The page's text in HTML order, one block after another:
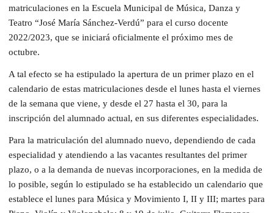
matriculaciones en la Escuela Municipal de Música, Danza y
Teatro “José María Sánchez-Verdú” para el curso docente
2022/2023, que se iniciará oficialmente el próximo mes de
octubre.
A tal efecto se ha estipulado la apertura de un primer plazo en el
calendario de estas matriculaciones desde el lunes hasta el viernes
de la semana que viene, y desde el 27 hasta el 30, para la
inscripción del alumnado actual, en sus diferentes especialidades.
Para la matriculación del alumnado nuevo, dependiendo de cada
especialidad y atendiendo a las vacantes resultantes del primer
plazo, o a la demanda de nuevas incorporaciones, en la medida de
lo posible, según lo estipulado se ha establecido un calendario que
establece el lunes para Música y Movimiento I, II y III; martes para